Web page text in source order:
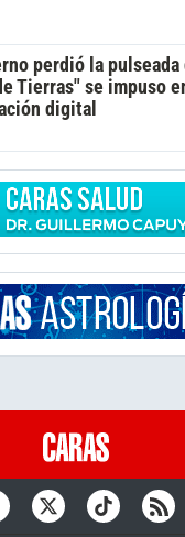
perdió la
Tierras" se impuso
digital